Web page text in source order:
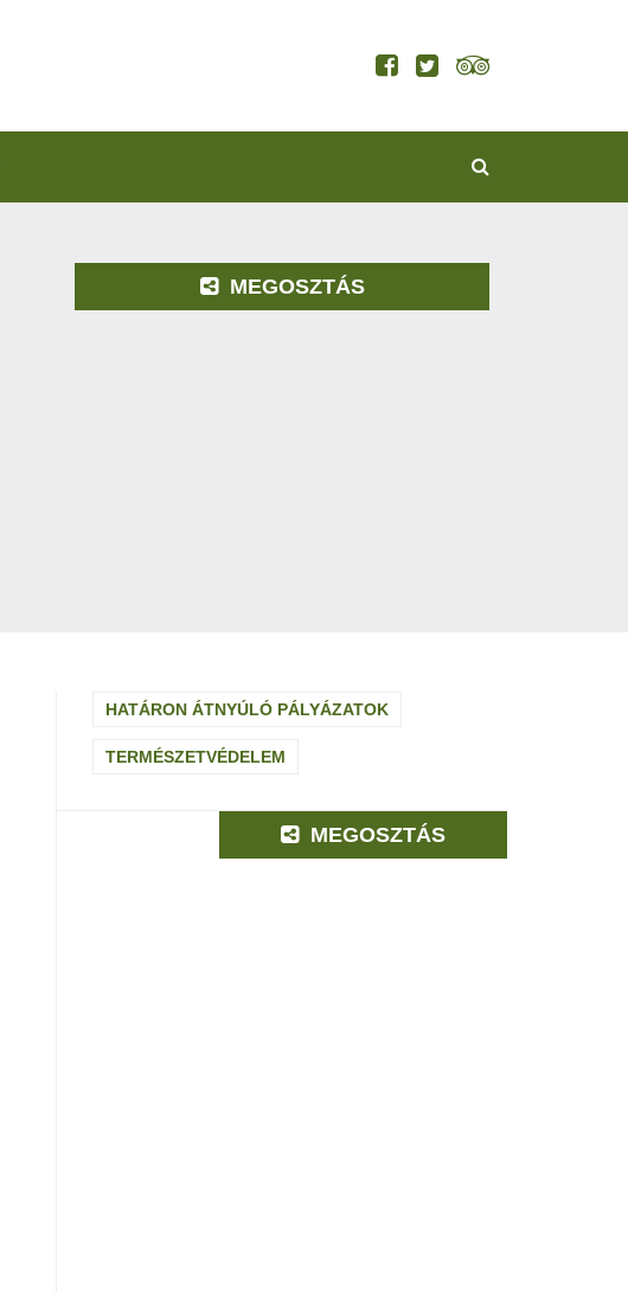
MEGOSZTÁS
HATÁRON ÁTNYÚLÓ PÁLYÁZATOK
TERMÉSZETVÉDELEM
MEGOSZTÁS